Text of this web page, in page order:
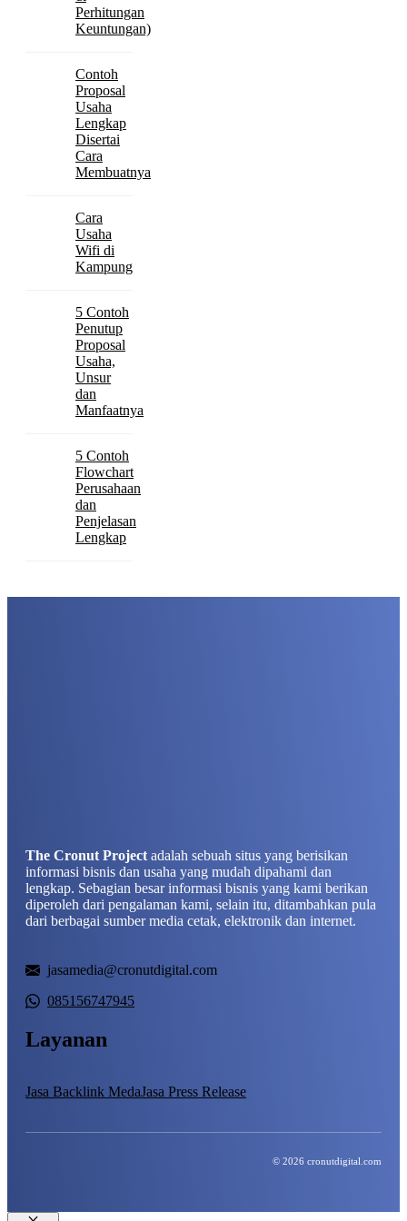
Perhitungan
Keuntungan)
Contoh
Proposal
Usaha
Lengkap
Disertai
Cara
Membuatnya
Cara
Usaha
Wifi di
Kampung
5 Contoh
Penutup
Proposal
Usaha,
Unsur
dan
Manfaatnya
5 Contoh
Flowchart
Perusahaan
dan
Penjelasan
Lengkap
The Cronut Project adalah sebuah situs yang berisikan
informasi bisnis dan usaha yang mudah dipahami dan
lengkap. Sebagian besar informasi bisnis yang kami berikan
diperoleh dari pengalaman kami, selain itu, ditambahkan pula
dari berbagai sumber media cetak, elektronik dan internet.
jasamedia@cronutdigital.com
085156747945
Layanan
Jasa Backlink MedaJasa Press Release
© 2026 cronutdigital.com